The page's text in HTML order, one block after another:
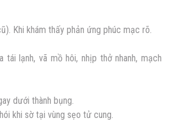
Khi khám thấy phản ứng phúc mạc rõ.
lạnh, vã mồ hôi, nhịp thở nhanh, mạch
dưới thành bụng.
khi sờ tại vùng sẹo tử cung.